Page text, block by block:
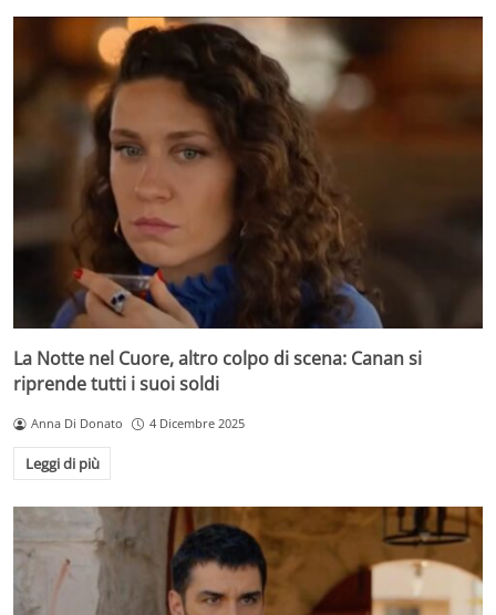
La Notte nel Cuore, altro colpo di scena: Canan si
riprende tutti i suoi soldi
Anna Di Donato 4 Dicembre 2025
Leggi di più